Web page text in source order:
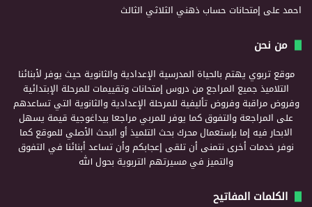
احمدعلى إمتحانات حساب ذهني الثلاثي الثالث
من نحن
موقع تربوي يهتم بالحياة المدرسية الإعدادية والثانوية حيث يوفر لأبنائنا
التلاميذ جميع المراجع من دروس إمتحانات وتقييمات للمرحلة الإبتدائية
وفروض مراقبة وفروض تأليفية للمرحلة الإعدادية والثانوية التي تساعدهم
على المراجعة والتفوق كما يوفر للمربي مراجعا بيداغوجية قيمة يسهل
الابحار فيه إما بإستعمال محرك بحث التلميذ أو البحث الأصلي للموقع كما
نوفر خدمات أخرى نتمنى أن تلقى إعجابكم وأن تساعد أبنائنا في التفوق
والتميز في مسيرتهم التربوية بحول الله
الكلمات المفاتيح